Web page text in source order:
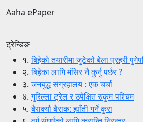
Aaha ePaper
ट्रेन्डिङ
१.बिहेको तयारीमा जुटेको बेला प्रहरी
२.बिहेका लागि मंसिर नै कुर्नु पर्छर ?
३.जनयुद्ध संग्रहालय : एक चर्चा
४.गुरिल्ला ट्रेल र उपेक्षित रुकुम पश्चिम
५.बैराक्यौ बैराक: ह्याँती गर्ने कुरा